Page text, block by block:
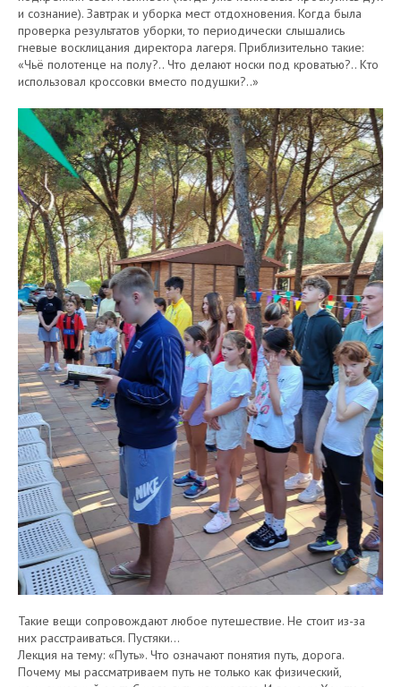
и сознание). Завтрак и уборка мест отдохновения. Когда была
проверка результатов уборки, то периодически слышались
гневые восклицания директора лагеря. Приблизительно такие:
«Чьё полотенце на полу?.. Что делают носки под кроватью?.. Кто
использовал кроссовки вместо подушки?..»
Такие вещи сопровождают любое путешествие. Не стоит из-за
них расстраиваться. Пустяки…
Лекция на тему: «Путь». Что означают понятия путь, дорога.
Почему мы рассматриваем путь не только как физический,